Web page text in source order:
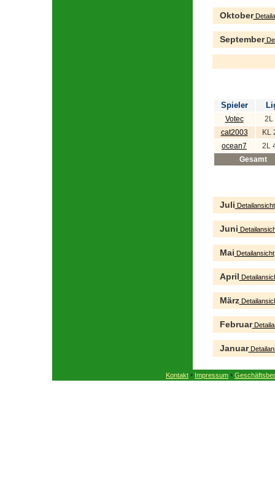
Oktober
September
Spieler
Votec
2L
cat2003
KL
ocean7
2L
Gesamt
Juli Detailansicht
Juni
Mai Detailansicht
April
März
Februar
Januar
Kontakt • Impressum •